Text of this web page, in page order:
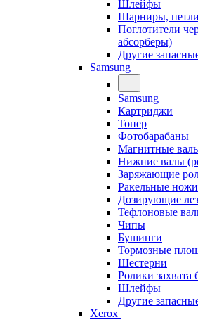
Шлейфы
Шарниры, петли
Поглотители
абсорберы)
Другие
Samsung
Samsung
Картриджи
Тонер
Фотобарабаны
Магнитные
Нижние валы
Заряжающие
Ракельные ножи
Дозирующие
Тефлоновые
Чипы
Бушинги
Тормозные
Шестерни
Ролики захвата
Шлейфы
Другие
Xerox